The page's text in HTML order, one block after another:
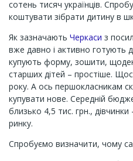
сотень тисяч українців.
коштувати зібрати дитину в
Як зазначають Черкаси з
вже давно і активно готують
купують форму, зошити,
старших дітей – простіше.
року. А ось першокласникам
купувати нове. Середній
близько 4,5 тис. грн., дівчинки
ринку.
Спробуємо визначити, чому